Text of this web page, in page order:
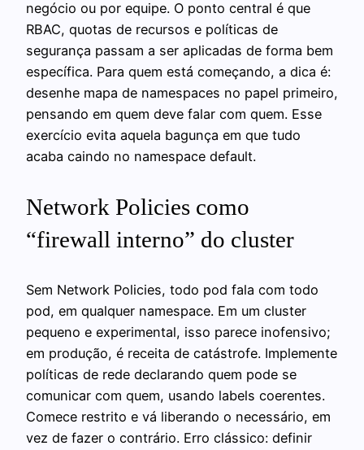
negócio ou por equipe. O ponto central é que
RBAC, quotas de recursos e políticas de
segurança passam a ser aplicadas de forma bem
específica. Para quem está começando, a dica é:
desenhe mapa de namespaces no papel primeiro,
pensando em quem deve falar com quem. Esse
exercício evita aquela bagunça em que tudo
acaba caindo no namespace default.
Network Policies como
“firewall interno” do cluster
Sem Network Policies, todo pod fala com todo
pod, em qualquer namespace. Em um cluster
pequeno e experimental, isso parece inofensivo;
em produção, é receita de catástrofe. Implemente
políticas de rede declarando quem pode se
comunicar com quem, usando labels coerentes.
Comece restrito e vá liberando o necessário, em
vez de fazer o contrário. Erro clássico: definir